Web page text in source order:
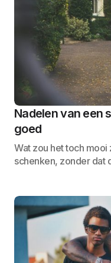
Nadelen van een
goed
Wat zou het toch
schenken, zonder dat